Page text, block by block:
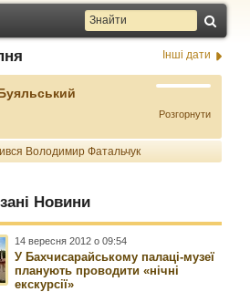
Інші дати
Розгорнути
Володимир Фатальчук
Новини
14 вересня 2012 о 09:54
У Бахчисарайському палаці-музеї
планують проводити «нічні
екскурсії»